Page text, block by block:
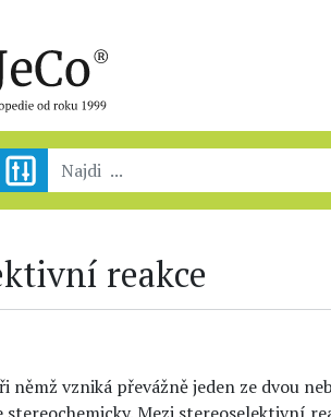
reakce
němž vzniká převážně jeden ze dvou